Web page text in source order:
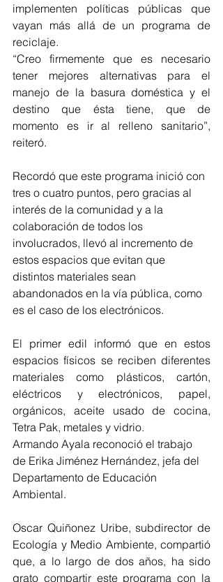
implementen políticas públicas que
vayan más allá de un programa de
reciclaje.
“Creo firmemente que es necesario
tener mejores alternativas para el
manejo de la basura doméstica y el
destino que ésta tiene, que de
momento es ir al relleno sanitario”,
reiteró.
Recordó que este programa inició con
tres o cuatro puntos, pero gracias al
interés de la comunidad y a la
colaboración de todos los
involucrados, llevó al incremento de
estos espacios que evitan que
distintos materiales sean
abandonados en la vía pública, como
es el caso de los electrónicos.
El primer edil informó que en estos
espacios físicos se reciben diferentes
materiales como plásticos, cartón,
eléctricos y electrónicos, papel,
orgánicos, aceite usado de cocina,
Tetra Pak, metales y vidrio.
Armando Ayala reconoció el trabajo
de Erika Jiménez Hernández, jefa del
Departamento de Educación
Ambiental.
Oscar Quiñonez Uribe, subdirector de
Ecología y Medio Ambiente, compartió
que, a lo largo de dos años, ha sido
grato compartir este programa con la